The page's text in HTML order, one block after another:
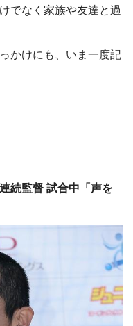
でなく家族や友達と過
かけにも、いま一度記
続監督 試合中「声を